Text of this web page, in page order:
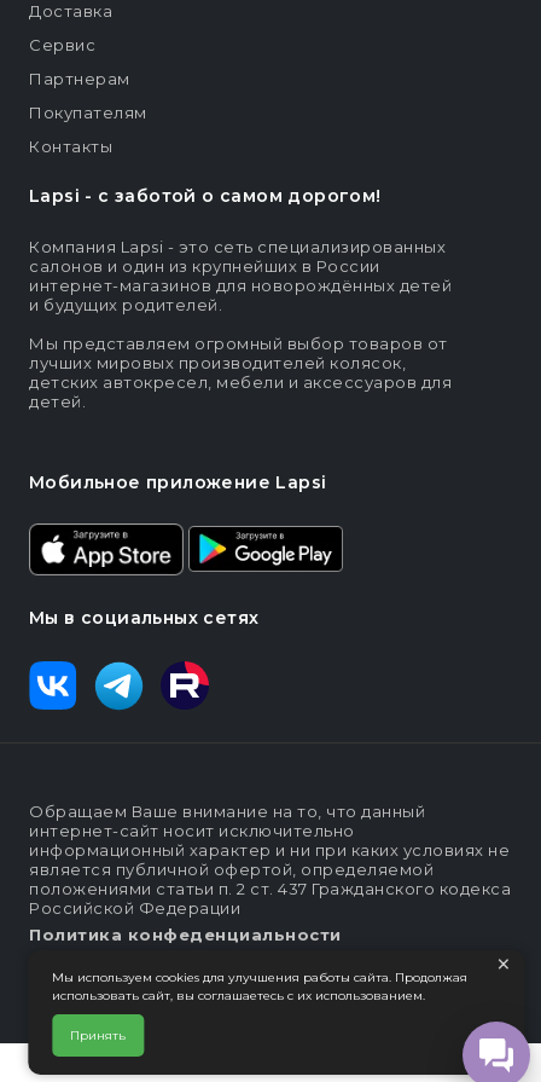
Lapsi - c заботой о самом дорогом!
Компания Lapsi - это сеть специализированных
салонов и один из крупнейших в России
интернет-магазинов для новорождённых детей
и будущих родителей.
Мы представляем огромный выбор товаров от
лучших мировых производителей колясок,
детских автокресел, мебели и аксессуаров для
детей.
Мобильное приложение Lapsi
Мы в социальных сетях
Доставка
Сервис
Партнерам
Покупателям
Контакты
Обращаем Ваше внимание на то, что данный
интернет-сайт носит исключительно
информационный характер и ни при каких условиях не
является публичной офертой, определяемой
положениями статьи п. 2 ст. 437 Гражданского кодекса
Российской Федерации
Политика конфеденциальности
×
Мы используем cookies для улучшения работы сайта. Продолжая
использовать сайт, вы соглашаетесь с их использованием.
Принять